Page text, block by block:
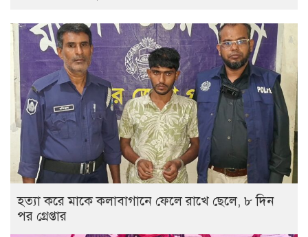
হত্যা করে মাকে কলাবাগানে ফেলে রাখে ছেলে, ৮ দিন
পর গ্রেপ্তার